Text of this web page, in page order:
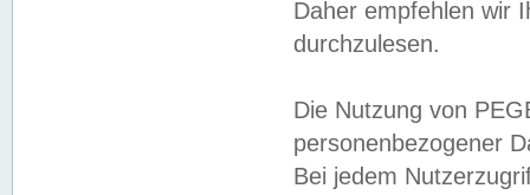
Daher empfehlen wir
durchzulesen.
Die Nutzung von
personenbezogener
Bei jedem